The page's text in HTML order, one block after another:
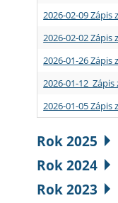
2026-02-09
2026-02-02
2026-01-26 Zápis
2026-01-12
2026-01-05 Zápis
Rok 2025
Rok 2024
Rok 2023